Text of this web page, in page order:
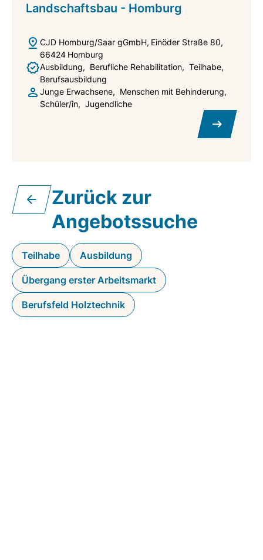
Landschaftsbau - Homburg
CJD Homburg/Saar gGmbH Einöder Straße 80
66424 Homburg
Ausbildung
Berufliche Rehabilitation
Teilhabe
Berufsausbildung
Junge Erwachsene
Menschen mit Behinderung
Schüler/in
Jugendliche
Zurück zur
Angebotssuche
Teilhabe Ausbildung
Übergang erster Arbeitsmarkt
Berufsfeld Holztechnik